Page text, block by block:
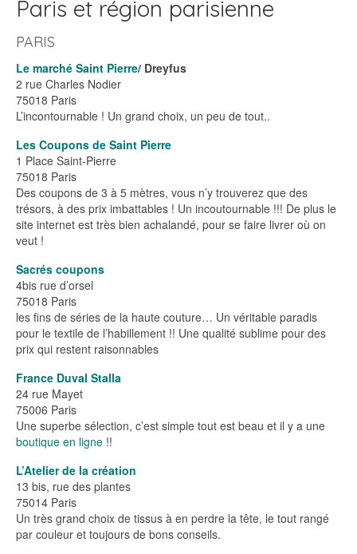
Paris et région parisienne
PARIS
Le marché Saint Pierre/ Dreyfus
2 rue Charles Nodier
75018 Paris
L’incontournable ! Un grand choix, un peu de tout..
Les Coupons de Saint Pierre
1 Place Saint-Pierre
75018 Paris
Des coupons de 3 à 5 mètres, vous n’y trouverez que des
trésors, à des prix imbattables ! Un incoutournable !!! De plus le
site internet est très bien achalandé, pour se faire livrer où on
veut !
Sacrés coupons
4bis rue d’orsel
75018 Paris
les fins de séries de la haute couture… Un véritable paradis
pour le textile de l’habillement !! Une qualité sublime pour des
prix qui restent raisonnables
France Duval Stalla
24 rue Mayet
75006 Paris
Une superbe sélection, c’est simple tout est beau et il y a une
boutique en ligne !!
L’Atelier de la création
13 bis, rue des plantes
75014 Paris
Un très grand choix de tissus à en perdre la tête, le tout rangé
par couleur et toujours de bons conseils.